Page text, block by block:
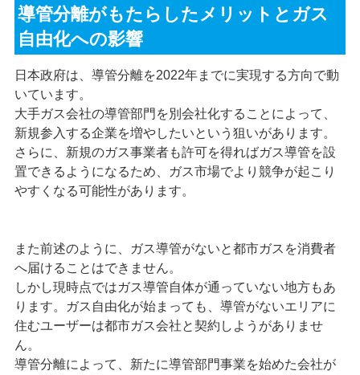
導管分離がもたらしたメリットとガス
自由化への影響
日本政府は、導管分離を2022年までに実現する方向で動
いています。
大手ガス会社の導管部門を別会社化することによって、
新規参入する企業を増やしたいという狙いがあります。
さらに、新規のガス事業者も許可を得ればガス導管を設
置できるようになるため、ガス市場でより競争が起こり
やすくなる可能性があります。
また前述のように、ガス導管がないと都市ガスを消費者
へ届けることはできません。
しかし現時点ではガス導管自体が通っていない地方もあ
ります。ガス自由化が始まっても、導管がないエリアに
住むユーザーは都市ガス会社と契約しようがありませ
ん。
導管分離によって、新たに導管部門事業を始めた会社が